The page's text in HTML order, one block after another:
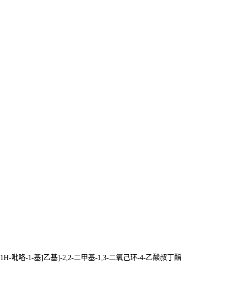
吡咯-1-基]乙基]-2,2-二甲基-1,3-二氧己环-4-乙酸叔丁酯